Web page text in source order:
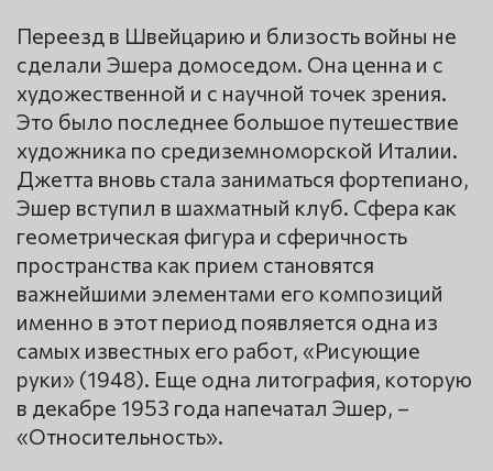
Переезд в Швейцарию и близость войны не
сделали Эшера домоседом. Она ценна и с
художественной и с научной точек зрения.
Это было последнее большое путешествие
художника по средиземноморской Италии.
Джетта вновь стала заниматься фортепиано,
Эшер вступил в шахматный клуб. Сфера как
геометрическая фигура и сферичность
пространства как прием становятся
важнейшими элементами его композиций
именно в этот период появляется одна из
самых известных его работ, «Рисующие
руки» (1948). Еще одна литография, которую
в декабре 1953 года напечатал Эшер, –
«Относительность».